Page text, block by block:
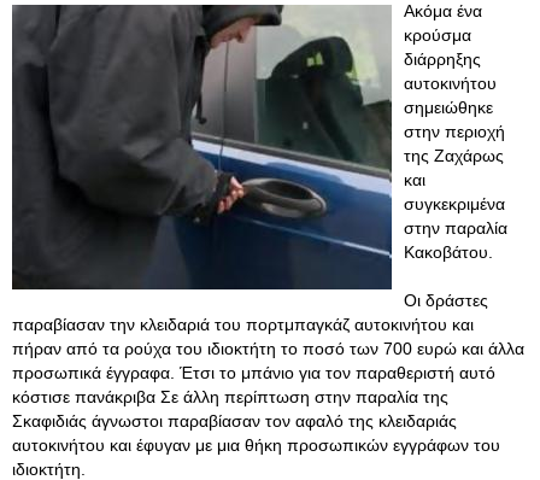
Ακόμα ένα
κρούσμα
διάρρηξης
αυτοκινήτου
σημειώθηκε
στην περιοχή
της Ζαχάρως
και
συγκεκριμένα
στην παραλία
Κακοβάτου.
Οι δράστες
παραβίασαν την κλειδαριά του πορτμπαγκάζ αυτοκινήτου και
πήραν από τα ρούχα του ιδιοκτήτη το ποσό των 700 ευρώ και άλλα
προσωπικά έγγραφα. Έτσι το μπάνιο για τον παραθεριστή αυτό
κόστισε πανάκριβα Σε άλλη περίπτωση στην παραλία της
Σκαφιδιάς άγνωστοι παραβίασαν τον αφαλό της κλειδαριάς
αυτοκινήτου και έφυγαν με μια θήκη προσωπικών εγγράφων του
ιδιοκτήτη.